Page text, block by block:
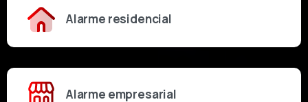
Alarme residencial
Alarme empresarial